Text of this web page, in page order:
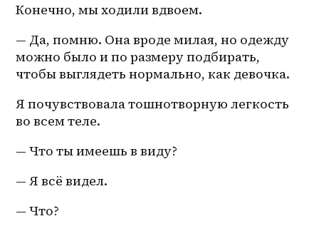
Конечно, мы ходили вдвоем.
— Да, помню. Она вроде милая, но одежду
можно было и по размеру подбирать,
чтобы выглядеть нормально, как девочка.
Я почувствовала тошнотворную легкость
во всем теле.
— Что ты имеешь в виду?
— Я всё видел.
— Что?